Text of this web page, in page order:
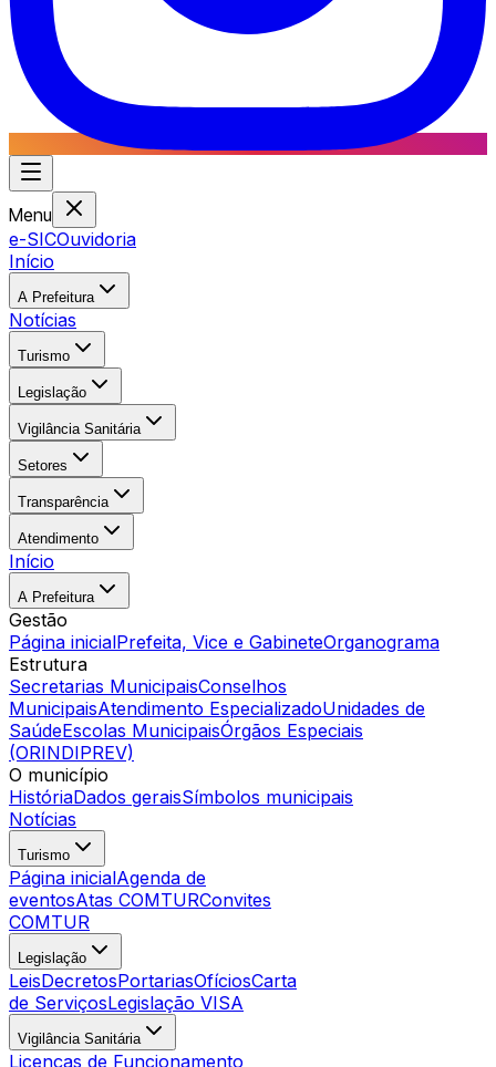
Menu
e-SICOuvidoria
Início
A Prefeitura
Notícias
Turismo
Legislação
Vigilância Sanitária
Setores
Transparência
Atendimento
Início
A Prefeitura
Gestão
Página inicialPrefeita, Vice e GabineteOrganograma
Estrutura
Secretarias MunicipaisConselhos
MunicipaisAtendimento EspecializadoUnidades de
SaúdeEscolas MunicipaisÓrgãos Especiais
(ORINDIPREV)
O município
HistóriaDados geraisSímbolos municipais
Notícias
Turismo
Página inicialAgenda de
eventosAtas COMTURConvites
COMTUR
Legislação
LeisDecretosPortariasOfíciosCarta
de ServiçosLegislação VISA
Vigilância Sanitária
Licenças de Funcionamento